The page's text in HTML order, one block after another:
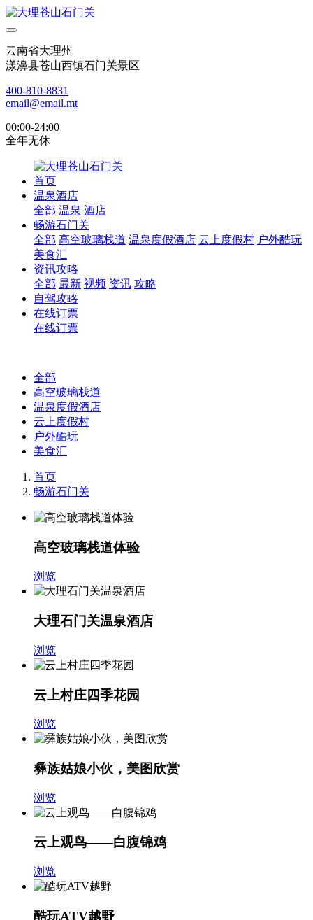
云南省大理州
漾濞县苍山西镇石门关景区
400-810-8831
email@email.mt
00:00-24:00
全年无休
首页
温泉酒店
全部 温泉 酒店
畅游石门关
全部 高空玻璃栈道 温泉度假酒店 云上度假村 户外酷玩
美食汇
资讯攻略
全部 最新 视频 资讯 攻略
自驾攻略
在线订票
在线订票
全部
高空玻璃栈道
温泉度假酒店
云上度假村
户外酷玩
美食汇
首页
畅游石门关
高空玻璃栈道体验
浏览
大理石门关温泉酒店
浏览
云上村庄四季花园
浏览
彝族姑娘小伙，美图欣赏
浏览
云上观鸟——白腹锦鸡
浏览
酷玩ATV越野